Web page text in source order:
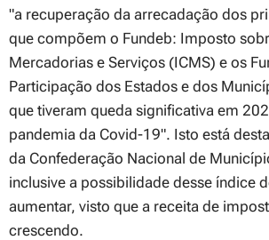
"a recuperação da arrecadação dos
que compõem o Fundeb: Imposto
Mercadorias e Serviços (ICMS) e os
Participação dos Estados e dos
que tiveram queda significativa em
pandemia da Covid-19". Isto está
da Confederação Nacional de
inclusive a possibilidade desse índice
aumentar, visto que a receita de
crescendo.